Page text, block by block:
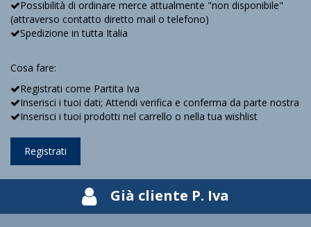
Possibilità di ordinare merce attualmente "non disponibile"
(attraverso contatto diretto mail o telefono)
Spedizione in tutta Italia
Cosa fare:
Registrati come Partita Iva
Inserisci i tuoi dati; Attendi verifica e conferma da parte nostra
Inserisci i tuoi prodotti nel carrello o nella tua wishlist
Registrati
Già cliente P. Iva